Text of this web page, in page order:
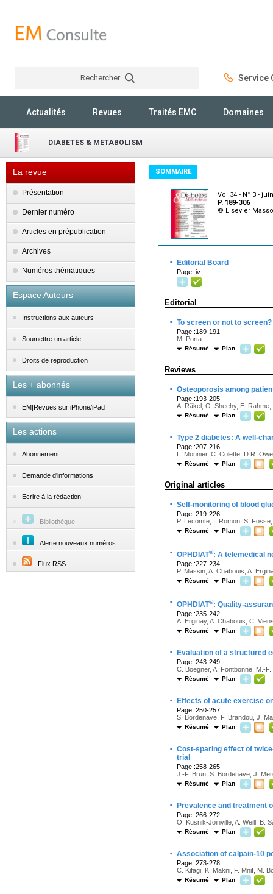
Rechercher Service
Actualités Revues Traités EMC Domaines
DIABETES & METABOLISM
La revue
Présentation
Dernier numéro
Articles en prépublication
Archives
Numéros thématiques
Espace Auteurs
Instructions aux auteurs
Soumettre un article
Droits de reproduction
Les + abonnés
EM|Revues sur iPhone/iPad
Les actions
Abonnement
Demande d'informations
Ecrire à la rédaction
Bibliothèque
Alerte nouveaux numéros
Flux RSS
SOMMAIRE
Vol 34 - N° 3 -
P. 189-306
© Elsevier
· Editorial Board
Page :iv
Editorial
· To screen or not to
Page :189-191
M. Porta
Résumé Plan
Reviews
· Osteoporosis among
Page :193-205
A. Räkel, O. Sheehy, E.
Résumé Plan
· Type 2 diabetes: A well-
Page :207-216
L. Monnier, C. Colette, D.R.
Résumé Plan
Original articles
· Self-monitoring of blood
Page :219-226
P. Lecomte, I. Romon, S.
Résumé Plan
· OPHDIAT©: A telemedical
Page :227-234
P. Massin, A. Chabouis, A.
Résumé Plan
· OPHDIAT©: Quality-
Page :235-242
A. Erginay, A. Chabouis, C.
Résumé Plan
· Evaluation of a structured
Page :243-249
C. Boegner, A. Fontbonne, M.-
Résumé Plan
· Effects of acute exercise
Page :250-257
S. Bordenave, F. Brandou, J.
Résumé Plan
· Cost-sparing effect of
trial
Page :258-265
J.-F. Brun, S. Bordenave, J.
Résumé Plan
· Prevalence and treatment
Page :266-272
O. Kusnik-Joinville, A. Weill, B.
Résumé Plan
· Association of calpain-10
Page :273-278
C. Kifagi, K. Makni, F. Mnif, M.
Résumé Plan